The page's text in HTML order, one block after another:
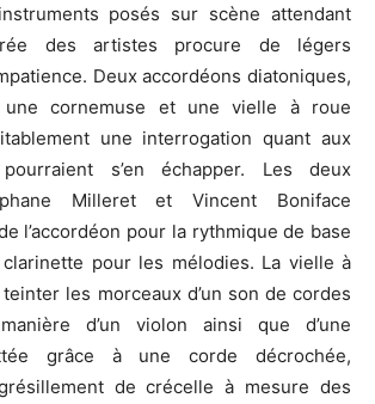
posés sur scène attendant
des artistes procure de légers
Deux accordéons diatoniques,
une cornemuse et une vielle à roue
une interrogation quant aux
s’en échapper. Les deux
Milleret et Vincent Boniface
de l’accordéon pour la rythmique de base
clarinette pour les mélodies. La vielle à
les morceaux d’un son de cordes
d’un violon ainsi que d’une
grâce à une corde décrochée,
de crécelle à mesure des